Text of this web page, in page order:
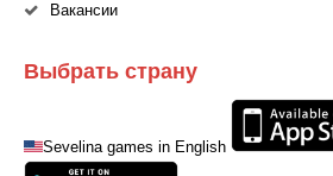
Вакансии
Выбрать страну
Sevelina games in English